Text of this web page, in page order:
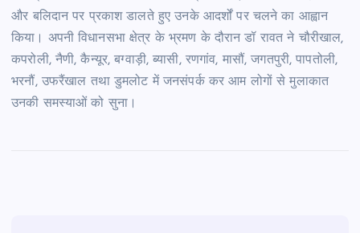
और बलिदान पर प्रकाश डालते हुए उनके आदर्शों पर चलने का आह्वान
किया। अपनी विधानसभा क्षेत्र के भ्रमण के दौरान डॉ रावत ने चौरीखाल,
कपरोली, नैणी, कैन्यूर, बग्वाड़ी, ब्यासी, रणगांव, मासौं, जगतपुरी, पापतोली,
भरनौं, उफरैंखाल तथा डुमलोट में जनसंपर्क कर आम लोगों से मुलाकात
उनकी समस्याओं को सुना।